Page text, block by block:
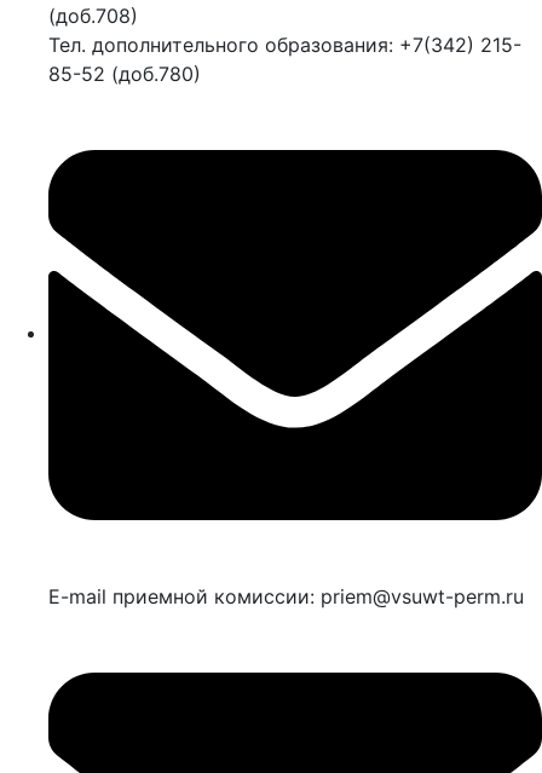
(доб.708)
Тел. дополнительного образования: +7(342) 215-
85-52 (доб.780)
E-mail приемной комиссии: priem@vsuwt-perm.ru